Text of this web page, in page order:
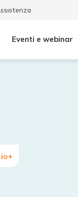
Eventi e webinar